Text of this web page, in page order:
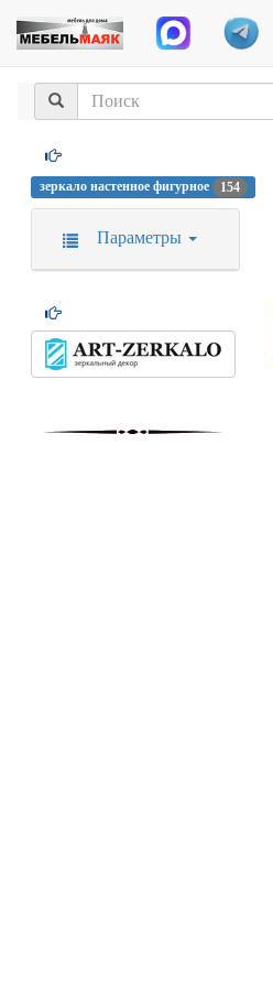
зеркало настенное фигурное 154
Параметры